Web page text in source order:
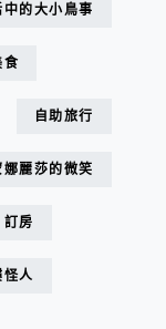
中的大小鳥事
食
自助旅行
娜麗莎的微笑
訂房
怪人